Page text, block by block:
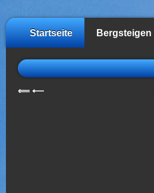
Startseite Bergsteigen
⟸ ⟵